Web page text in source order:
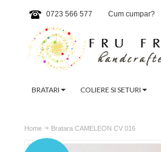
0723 566 577 Cum cumpar?
BRATARI COLIERE SI SETURI
Home Bratara CAMELEON CV 016